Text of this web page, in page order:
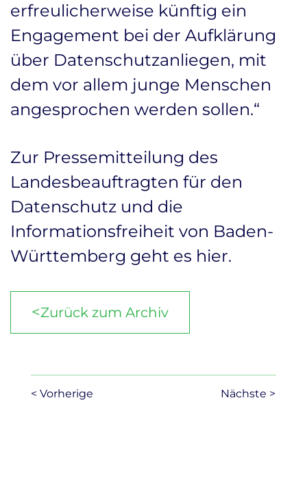
erfreulicherweise künftig ein
Engagement bei der Aufklärung
über Datenschutzanliegen, mit
dem vor allem junge Menschen
angesprochen werden sollen.“
Zur Pressemitteilung des
Landesbeauftragten für den
Datenschutz und die
Informationsfreiheit von Baden-
Württemberg geht es hier.
<Zurück zum Archiv
< Vorherige Nächste >